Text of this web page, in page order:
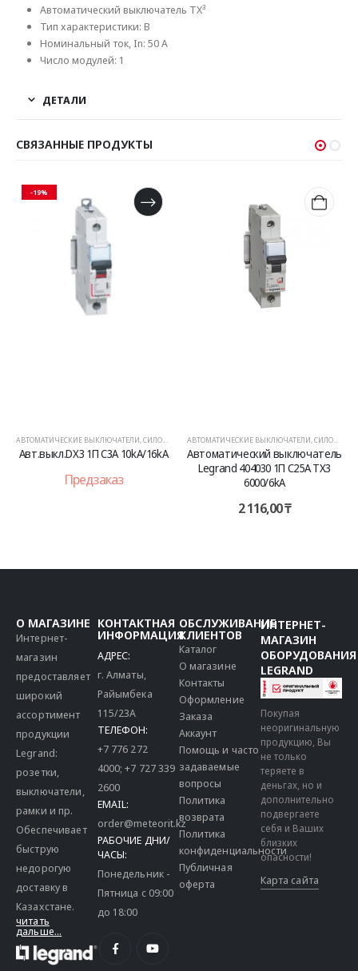
Автоматический выключатель TX³
Тип характеристики: B
Номинальный ток, In: 50 А
Число модулей: 1
ДЕТАЛИ
СВЯЗАННЫЕ ПРОДУКТЫ
-19%
АВТОМАТИЧЕСКИЕ ВЫКЛЮЧАТЕЛИ,СИЛОВОЕ ОБОРУДОВАНИЕ
Авт.выкл.DX3 1П C3A 10kA/16kA
Предзаказ
АВТОМАТИЧЕСКИЕ ВЫКЛЮЧАТЕЛИ,СИЛОВОЕ ОБОРУДОВАНИЕ
Автоматический выключатель
Legrand 404030 1П C25A TX3
6000/6kA
2 116,00₸
О МАГАЗИНЕ
Интернет-
магазин
предоставляет
широкий
ассортимент
продукции
Legrand:
розетки,
выключатели,
рамки и пр.
Обеспечивает
быструю
недорогую
доставку в
Казахстане.
читать
дальше...
КОНТАКТНАЯ
ИНФОРМАЦИЯ
АДРЕС:
г. Алматы,
Райымбека
115/23A
ТЕЛЕФОН:
+7 776 272
4000;+7 727 339
2600
EMAIL:
order@meteorit.kz
РАБОЧИЕ ДНИ/
ЧАСЫ:
Понедельник -
Пятница с 09:00
до 18:00
ОБСЛУЖИВАНИЕ
КЛИЕНТОВ
Каталог
О магазине
Контакты
Оформление
Заказа
Аккаунт
Помощь и часто
задаваемые
вопросы
Политика
возврата
Политика
конфиденциальности
Публичная
оферта
ИНТЕРНЕТ-
МАГАЗИН
ОБОРУДОВАНИЯ
LEGRAND
Покупая
неоригинальную
продукцию, Вы
не только
теряете в
деньгах, но и
дополнительно
подвергаете
себя и Ваших
близких
опасности!
Карта сайта